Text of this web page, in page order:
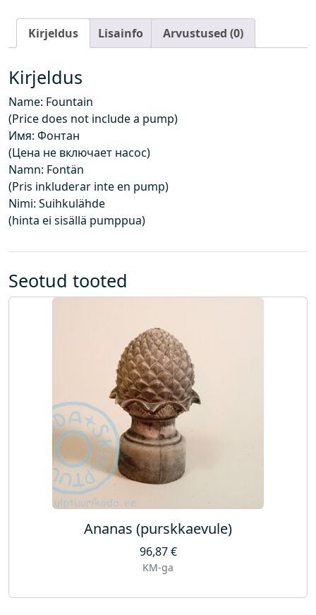
h
i
n
d
e
i
s
i
s
a
l
a
p
u
Kirjeldus Lisainfo Arvustused (0)
Kirjeldus
Name: Fountain
(Price does not include a pump)
Имя: Фонтан
(Цена не включает насос)
Namn: Fontän
(Pris inkluderar inte en pump)
Nimi: Suihkulähde
(hinta ei sisällä pumppua)
Seotud tooted
Ananas (purskkaevule)
96,87€
KM-ga